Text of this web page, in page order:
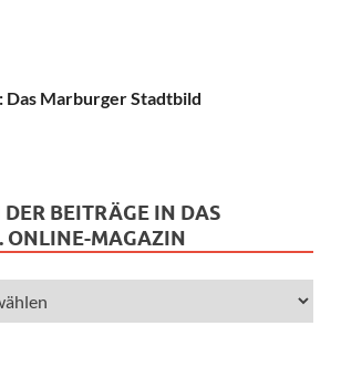
Das Marburger Stadtbild
BEITRÄGE IN DAS
ONLINE-MAGAZIN